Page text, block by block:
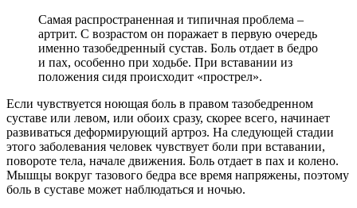
Самая распространенная и типичная проблема –
артрит. С возрастом он поражает в первую очередь
именно тазобедренный сустав. Боль отдает в бедро
и пах, особенно при ходьбе. При вставании из
положения сидя происходит «прострел».
Если чувствуется ноющая боль в правом тазобедренном
суставе или левом, или обоих сразу, скорее всего, начинает
развиваться деформирующий артроз. На следующей стадии
этого заболевания человек чувствует боли при вставании,
повороте тела, начале движения. Боль отдает в пах и колено.
Мышцы вокруг тазового бедра все время напряжены, поэтому
боль в суставе может наблюдаться и ночью.